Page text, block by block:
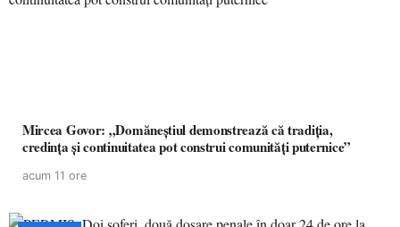
Mircea Govor: „Domăneștiul demonstrează că tradiția,
credința și continuitatea pot construi comunități puternice”
acum 11 ore